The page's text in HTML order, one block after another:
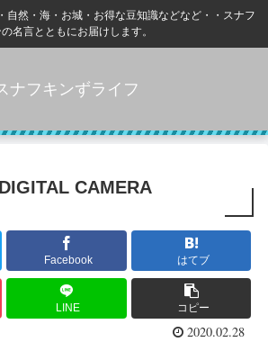
自然・海・お城・お得な豆知識などなど・・スナフ
名言とともにお届けします。
ナフキンずライフ
CAMERA
Facebook はてブ
LINE コピー
2020.02.28